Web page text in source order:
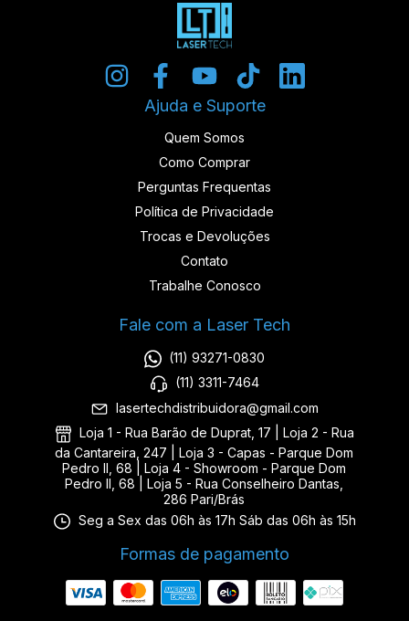
Ajuda e Suporte
Quem Somos
Como Comprar
Perguntas Frequentas
Política de Privacidade
Trocas e Devoluções
Contato
Trabalhe Conosco
Fale com a Laser Tech
(11) 93271-0830
(11) 3311-7464
lasertechdistribuidora@gmail.com
Loja 1 - Rua Barão de Duprat, 17 | Loja 2 - Rua
da Cantareira, 247 | Loja 3 - Capas - Parque Dom
Pedro II, 68 | Loja 4 - Showroom - Parque Dom
Pedro II, 68 | Loja 5 - Rua Conselheiro Dantas,
286 Pari/Brás
Seg a Sex das 06h às 17h Sáb das 06h às 15h
Formas de pagamento